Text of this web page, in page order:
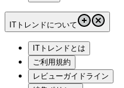
ITトレンドについて
ITトレンドとは
ご利用規約
レビューガイドライン